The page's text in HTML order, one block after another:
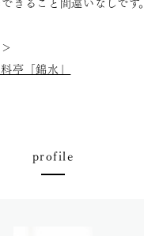
きること間違いなしです。
亭「錦水」
profile